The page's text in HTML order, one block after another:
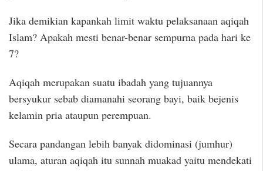
Jika demikian kapankah limit waktu pelaksanaan aqiqah
Islam? Apakah mesti benar-benar sempurna pada hari ke
7?
Aqiqah merupakan suatu ibadah yang tujuannya
bersyukur sebab diamanahi seorang bayi, baik bejenis
kelamin pria ataupun perempuan.
Secara pandangan lebih banyak didominasi (jumhur)
ulama, aturan aqiqah itu sunnah muakad yaitu mendekati